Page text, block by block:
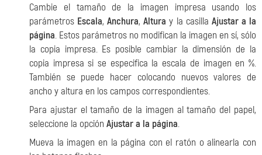
Cambie el tamaño de la imagen impresa usando los
parámetros Escala,Anchura,Altura y la casilla Ajustar a la
página. Estos parámetros no modifican la imagen en sí, sólo
la copia impresa. Es posible cambiar la dimensión de la
copia impresa si se especifica la escala de imagen en %.
También se puede hacer colocando nuevos valores de
ancho y altura en los campos correspondientes.
Para ajustar el tamaño de la imagen al tamaño del papel,
seleccione la opción Ajustar a la página.
Mueva la imagen en la página con el ratón o alinearla con